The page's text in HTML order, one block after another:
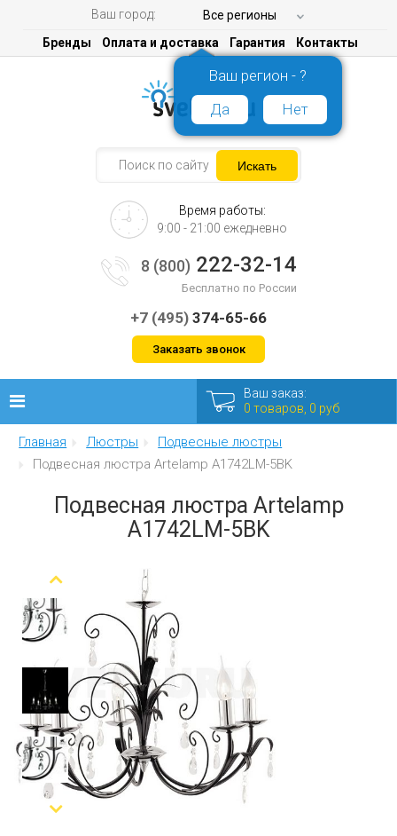
Ваш город: Все регионы
Ваш регион - ?
Да
Нет
Бренды Оплата и доставка Гарантия Контакты
Время работы:
9:00 - 21:00 ежедневно
8 (800) 222-32-14
Бесплатно по России
+7 (495) 374-65-66
Заказать звонок
Люстры
Интерьерные
Уличные
Распродажа
Еще
Мебель
Ваш заказ:
0 товаров, 0 руб
Главная Люстры
Подвесные люстры
Подвесная люстра Artelamp A1742LM-5BK
Подвесная люстра Artelamp
A1742LM-5BK